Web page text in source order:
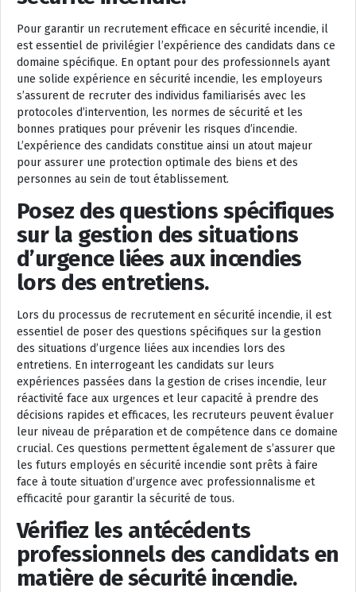
Pour garantir un recrutement efficace en sécurité incendie, il
est essentiel de privilégier l’expérience des candidats dans ce
domaine spécifique. En optant pour des professionnels ayant
une solide expérience en sécurité incendie, les employeurs
s’assurent de recruter des individus familiarisés avec les
protocoles d’intervention, les normes de sécurité et les
bonnes pratiques pour prévenir les risques d’incendie.
L’expérience des candidats constitue ainsi un atout majeur
pour assurer une protection optimale des biens et des
personnes au sein de tout établissement.
Posez des questions spécifiques
sur la gestion des situations
d’urgence liées aux incendies
lors des entretiens.
Lors du processus de recrutement en sécurité incendie, il est
essentiel de poser des questions spécifiques sur la gestion
des situations d’urgence liées aux incendies lors des
entretiens. En interrogeant les candidats sur leurs
expériences passées dans la gestion de crises incendie, leur
réactivité face aux urgences et leur capacité à prendre des
décisions rapides et efficaces, les recruteurs peuvent évaluer
leur niveau de préparation et de compétence dans ce domaine
crucial. Ces questions permettent également de s’assurer que
les futurs employés en sécurité incendie sont prêts à faire
face à toute situation d’urgence avec professionnalisme et
efficacité pour garantir la sécurité de tous.
Vérifiez les antécédents
professionnels des candidats en
matière de sécurité incendie.